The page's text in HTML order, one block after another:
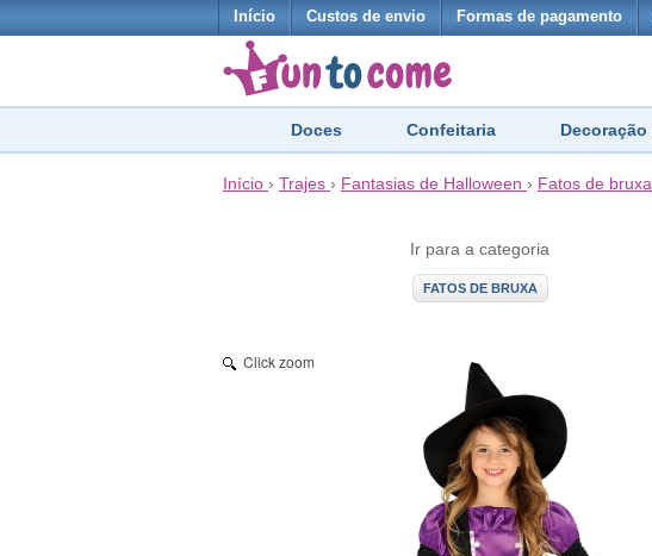
Início Custos de envio Formas de pagamento
Doces Confeitaria
Início › Trajes › Fantasias de Halloween › Fatos de bruxa
Ir para a categoria
FATOS DE BRUXA
Click zoom